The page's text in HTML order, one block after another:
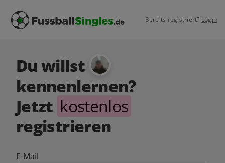
Bereits registriert? Login
Du willst
kennenlernen?
Jetzt kostenlos
registrieren
E-Mail